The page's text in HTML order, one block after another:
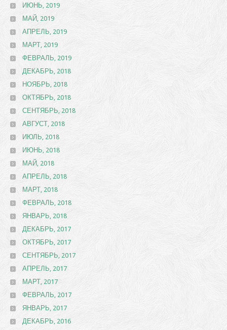
ИЮНЬ, 2019
МАЙ, 2019
АПРЕЛЬ, 2019
МАРТ, 2019
ФЕВРАЛЬ, 2019
ДЕКАБРЬ, 2018
НОЯБРЬ, 2018
ОКТЯБРЬ, 2018
СЕНТЯБРЬ, 2018
АВГУСТ, 2018
ИЮЛЬ, 2018
ИЮНЬ, 2018
МАЙ, 2018
АПРЕЛЬ, 2018
МАРТ, 2018
ФЕВРАЛЬ, 2018
ЯНВАРЬ, 2018
ДЕКАБРЬ, 2017
ОКТЯБРЬ, 2017
СЕНТЯБРЬ, 2017
АПРЕЛЬ, 2017
МАРТ, 2017
ФЕВРАЛЬ, 2017
ЯНВАРЬ, 2017
ДЕКАБРЬ, 2016